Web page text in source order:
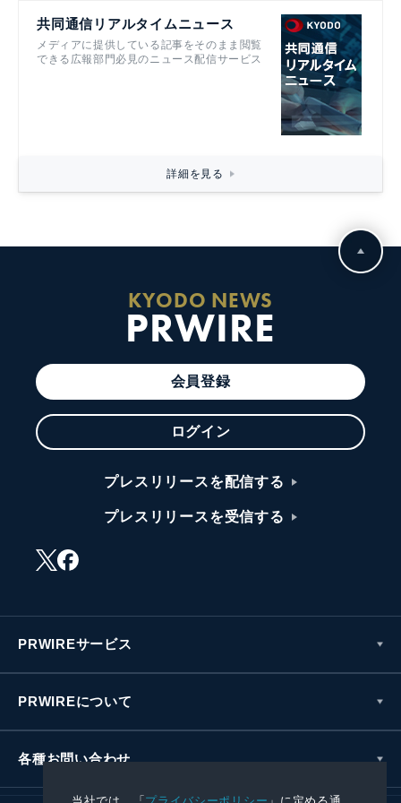
共同通信リアルタイムニュース
メディアに提供している記事をそのまま閲覧
できる広報部門必見のニュース配信サービス
詳細を見る
KYODO NEWS
PRWIRE
会員登録
ログイン
プレスリリースを配信する
プレスリリースを受信する
PRWIREサービス
PRWIREについて
各種お問い合わせ